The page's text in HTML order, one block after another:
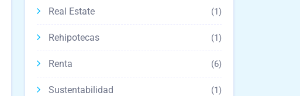
Real Estate (1)
Rehipotecas (1)
Renta (6)
Sustentabilidad (1)